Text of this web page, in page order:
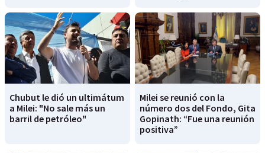
Chubut le dió un ultimátum
a Milei: "No sale más un
barril de petróleo"
Milei se reunió con la
número dos del Fondo, Gita
Gopinath: “Fue una reunión
positiva”